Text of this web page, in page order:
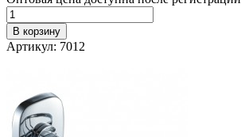
В корзину
Артикул: 7012